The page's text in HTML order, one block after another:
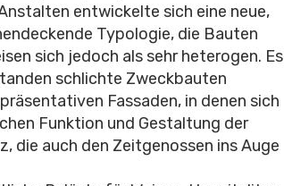
entwickelte sich eine neue,
Typologie, die Bauten
sich jedoch als sehr heterogen. Es
schlichte Zweckbauten
Fassaden, in denen sich
Funktion und Gestaltung der
die auch den Zeitgenossen ins Auge